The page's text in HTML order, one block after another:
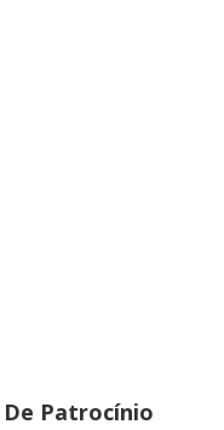
Patrocínio